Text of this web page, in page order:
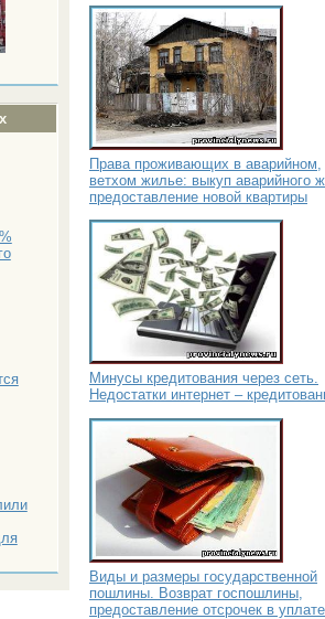
Права проживающих в аварийном,
ветхом жилье: выкуп аварийного
предоставление новой квартиры
Минусы кредитования через сеть.
Недостатки интернет –
Виды и размеры государственной
пошлины. Возврат госпошлины,
предоставление отсрочек в уплате